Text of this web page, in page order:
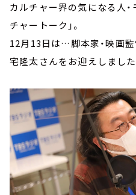
カルチャー界の気になる人・
チャートーク」。
12月13日は…脚本家・映画
宅隆太さんをお迎えしま